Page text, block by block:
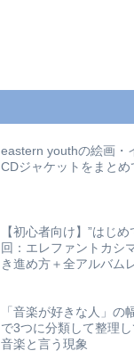
eastern youthの絵画・
CDジャケットをまとめ
【初心者向け】”はじ
回：エレファントカ
き進め方＋全アルバム
「音楽が好きな人」の
で3つに分類して整理
音楽と言う現象